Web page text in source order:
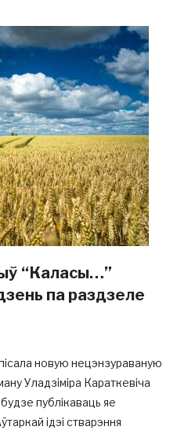
“Каласы…”
па раздзеле
новую нецэнзураваную
Уладзіміра Караткевіча
публікаваць яе
ідэі стварэння